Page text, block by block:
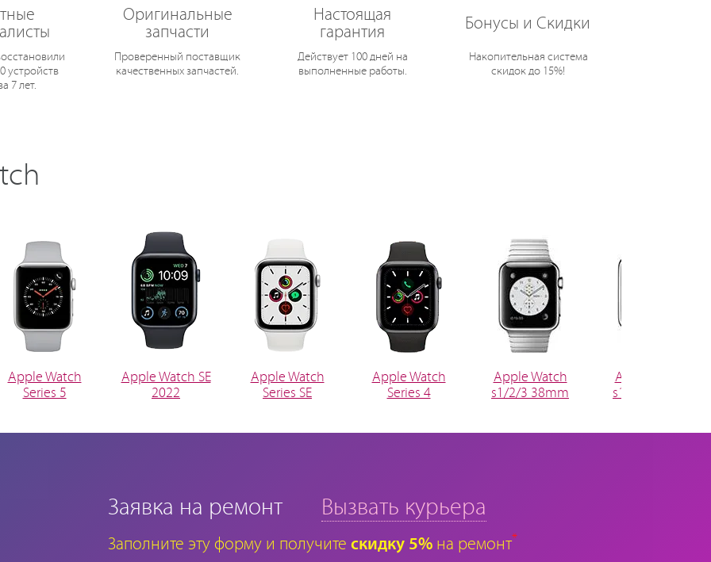
устройств
7 лет.
Оригинальные
запчасти
Проверенный поставщик
качественных запчастей.
Настоящая
гарантия
Действует 100 дней на
выполненные работы.
Бонусы и Скидки
Накопительная система
скидок до 15%!
Apple Watch
Series 5
Apple Watch SE
2022
Apple Watch
Series SE
Apple Watch
Series 4
Apple Watch
s1/2/3 38mm
Apple Watch
s1/2/3 42mm
Заявка на ремонт Вызвать курьера
Заполните эту форму и получите скидку 5% на ремонт*